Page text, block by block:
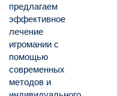
предлагаем
эффективное
лечение
игромании с
помощью
современных
методов и